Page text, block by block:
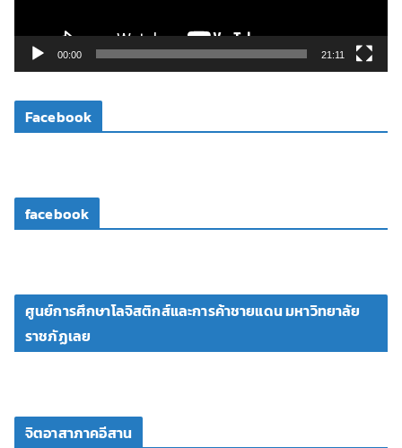
ดี
00:00 21:11
Facebook
facebook
ศูนย์การศึกษาโลจิสติกส์และการค้าชายแดน มหาวิทยาลัย
ราชภัฏเลย
จิตอาสาภาคอีสาน